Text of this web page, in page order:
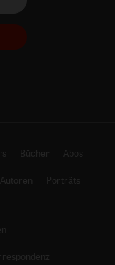
Bücher Abos
Porträts